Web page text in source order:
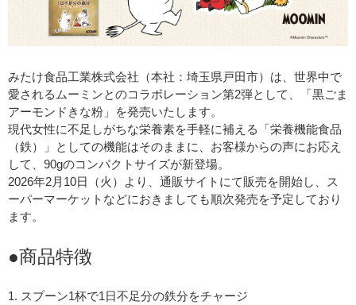
みたけ食品工業株式会社（本社：埼玉県戸田市）は、世界中で
愛されるムーミンとのコラボレーション第2弾として、「黒ごま
アーモンドきな粉」を発売いたします。
現代女性に不足しがちな栄養素を手軽に補える「栄養機能食品
（鉄）」としての機能はそのままに、お客様からの声にお応え
して、90gのコンパクトサイズが新登場。
2026年2月10日（火）より、通販サイトにて販売を開始し、ス
ーパーマーケットなどにおきましても順次発売を予定しており
ます。
●商品特徴
1. スプーン1杯で1日不足分の鉄分をチャージ